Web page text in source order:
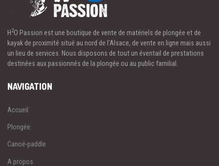
H 2O Passion est une boutique de vente de matériels de plongée et de
kayak de proximité situé au nord de l'Alsace, de vente en ligne mais aussi
un lieu de services. Nous disposons de tout un éventail de prestations
destinées aux passionnés de la plongée ou au public familial.
NAVIGATION
Accueil
Plongée
Canoë-paddle
A propos